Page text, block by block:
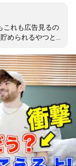
これも広告見るの
められるやつと
不満を言うなら